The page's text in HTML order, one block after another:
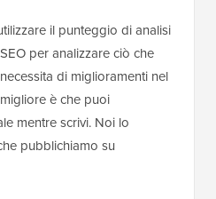
il punteggio di analisi
per analizzare ciò che
di miglioramenti nel
è che puoi
mentre scrivi. Noi lo
pubblichiamo su